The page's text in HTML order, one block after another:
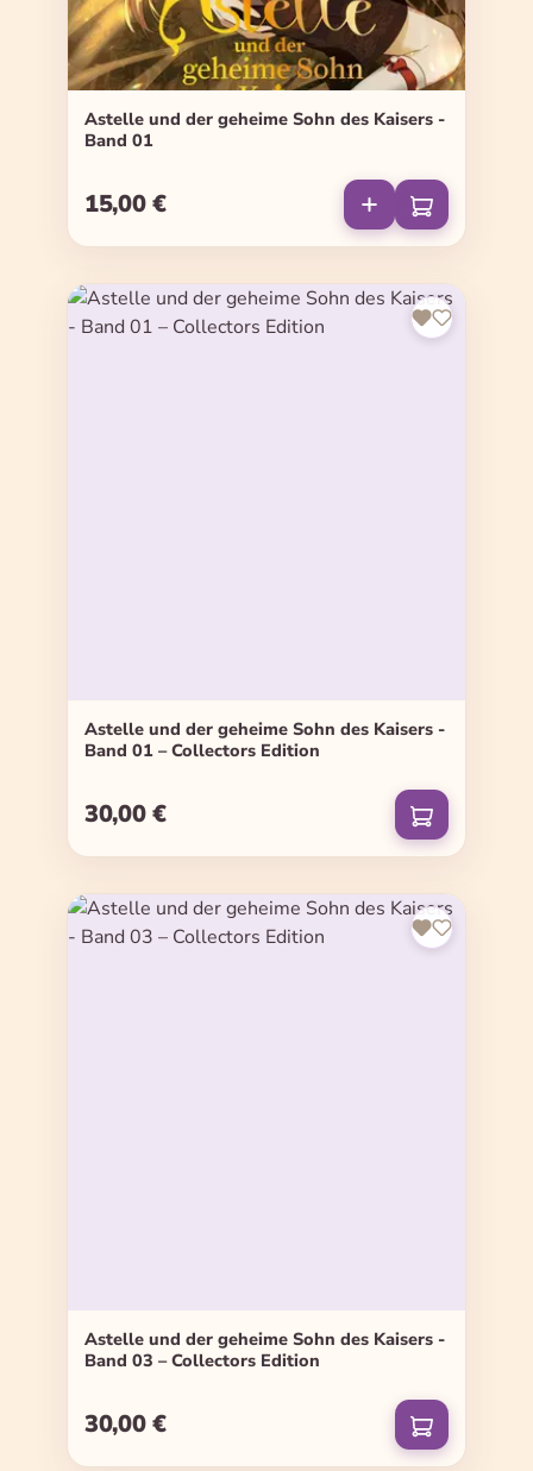
Astelle und der geheime Sohn des Kaisers -
Band 01
Regulärer Preis:
15,00 €
Astelle und der geheime Sohn des Kaisers -
Band 01 – Collectors Edition
Regulärer Preis:
30,00 €
Astelle und der geheime Sohn des Kaisers -
Band 03 – Collectors Edition
Regulärer Preis:
30,00 €